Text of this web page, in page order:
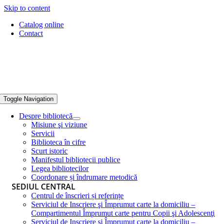
Skip to content
Catalog online
Contact
Toggle Navigation
Despre bibliotecă
Misiune şi viziune
Servicii
Biblioteca în cifre
Scurt istoric
Manifestul bibliotecii publice
Legea bibliotecilor
Coordonare și îndrumare metodică
SEDIUL CENTRAL
Centrul de înscrieri și referințe
Serviciul de Inscriere şi Împrumut carte la domiciliu –
Compartimentul Împrumut carte pentru Copii şi Adolescenţi
Serviciul de Inscriere şi Împrumut carte la domiciliu –